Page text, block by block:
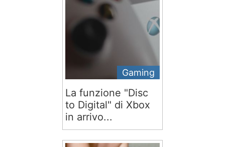
Gaming
La funzione "Disc
to Digital" di Xbox
in arrivo...